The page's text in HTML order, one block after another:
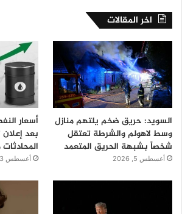
اخر المقالات
السويد: حريق ضخم يلتهم منازل
وسط لاهولم والشرطة تعتقل
شخصاً بشبهة الحريق المتعمد
أغسطس 5, 2026
بعد
أغسطس 3, 2026